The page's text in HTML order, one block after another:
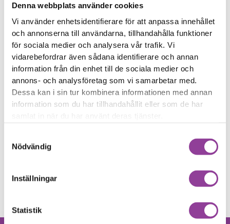
Denna webbplats använder cookies
Vi använder enhetsidentifierare för att anpassa innehållet
och annonserna till användarna, tillhandahålla funktioner
för sociala medier och analysera vår trafik. Vi
vidarebefordrar även sådana identifierare och annan
information från din enhet till de sociala medier och
annons- och analysföretag som vi samarbetar med.
Dessa kan i sin tur kombinera informationen med annan
information som du har tillhandahållit eller som de har
Nödvändig
Inställningar
Statistik
Enhet Märke Modell
Vilken modell har du?
Sök direkt
Eller välj reparation
Skärmbyte
1 999,00kr
Felsökning
Rengöring
kr